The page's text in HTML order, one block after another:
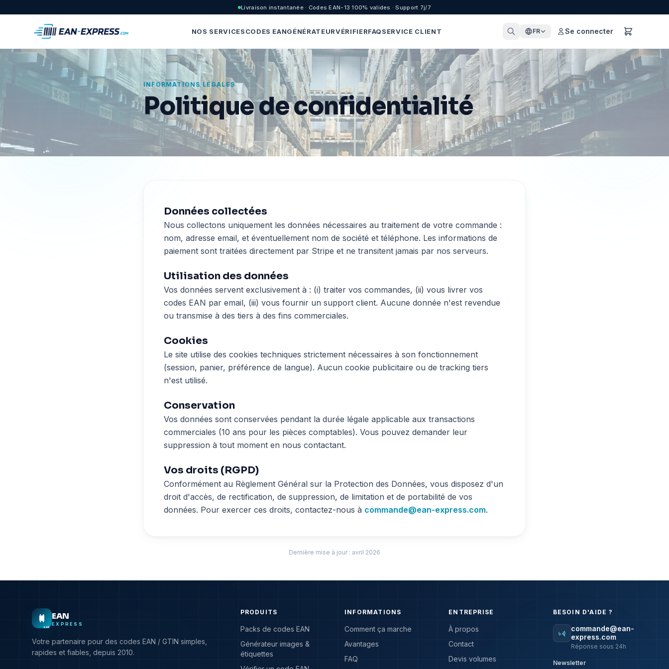
Livraison instantanée · Codes EAN-13 100% valides · Support 7j/7
NOS SERVICESCODES EANGÉNÉRATEURVÉRIFIERFAQSERVICE CLIENT FR Se connecter
INFORMATIONS LÉGALES
Politique de confidentialité
Données collectées
Nous collectons uniquement les données nécessaires au traitement de votre commande :
nom, adresse email, et éventuellement nom de société et téléphone. Les informations de
paiement sont traitées directement par Stripe et ne transitent jamais par nos serveurs.
Utilisation des données
Vos données servent exclusivement à : (i) traiter vos commandes, (ii) vous livrer vos
codes EAN par email, (iii) vous fournir un support client. Aucune donnée n'est revendue
ou transmise à des tiers à des fins commerciales.
Cookies
Le site utilise des cookies techniques strictement nécessaires à son fonctionnement
(session, panier, préférence de langue). Aucun cookie publicitaire ou de tracking tiers
n'est utilisé.
Conservation
Vos données sont conservées pendant la durée légale applicable aux transactions
commerciales (10 ans pour les pièces comptables). Vous pouvez demander leur
suppression à tout moment en nous contactant.
Vos droits (RGPD)
Conformément au Règlement Général sur la Protection des Données, vous disposez d'un
droit d'accès, de rectification, de suppression, de limitation et de portabilité de vos
données. Pour exercer ces droits, contactez-nous à commande@ean-express.com.
Dernière mise à jour : avril 2026
EAN
EAN
EXPRESS
Votre partenaire pour des codes EAN / GTIN simples,
rapides et fiables, depuis 2010.
PRODUITS
Packs de codes EAN
Générateur images &
étiquettes
INFORMATIONS
Comment ça marche
Avantages
FAQ
ENTREPRISE
À propos
Contact
Devis volumes
BESOIN D'AIDE ?
commande@ean-
express.com
Réponse sous 24h
Newsletter